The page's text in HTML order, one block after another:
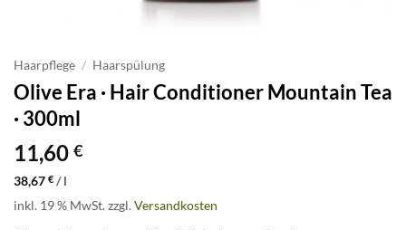
Haarpflege / Haarspülung
Olive Era · Hair Conditioner Mountain Tea
· 300ml
11,60 €
38,67 € /l
inkl. 19 % MwSt.zzgl.Versandkosten